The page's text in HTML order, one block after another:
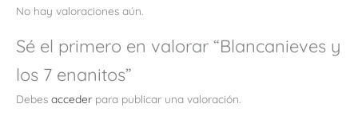
No hay valoraciones aún.
Sé el primero en valorar “Blancanieves y
los 7 enanitos”
Debes acceder para publicar una valoración.